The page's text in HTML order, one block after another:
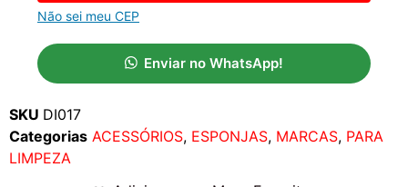
Não sei meu CEP
Enviar no WhatsApp!
SKU DI017
Categorias ACESSÓRIOS, ESPONJAS, MARCAS, PARA
LIMPEZA